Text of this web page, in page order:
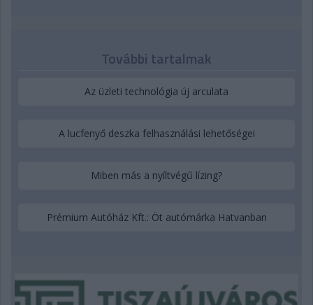
További tartalmak
Az üzleti technológia új arculata
A lucfenyő deszka felhasználási lehetőségei
Miben más a nyíltvégű lízing?
Prémium Autóház Kft.: Öt autómárka Hatvanban